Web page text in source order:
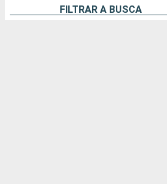
FILTRAR A BUSCA